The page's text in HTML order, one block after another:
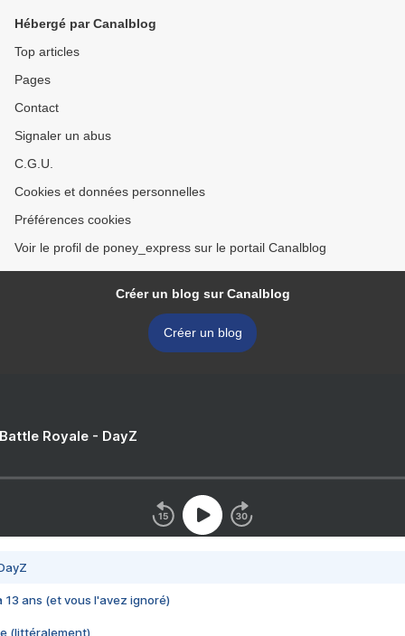
Hébergé par Canalblog
Top articles
Pages
Contact
Signaler un abus
C.G.U.
Cookies et données personnelles
Préférences cookies
Voir le profil de poney_express sur le portail Canalblog
Créer un blog sur Canalblog
Créer un blog
Royale - DayZ
13 ans (et vous l'avez ignoré)
(littéralement)